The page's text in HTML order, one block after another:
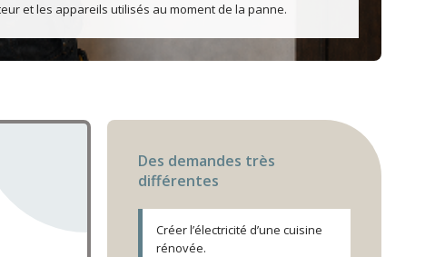
et les appareils utilisés au moment de la panne.
Des demandes très
différentes
Créer l’électricité d’une cuisine
rénovée.